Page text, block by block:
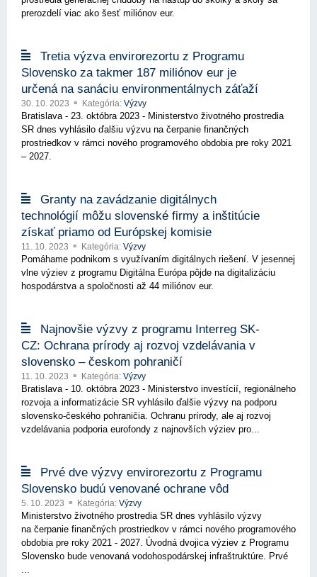
prerozdelí viac ako šesť miliónov eur.
Tretia výzva envirorezortu z Programu
Slovensko za takmer 187 miliónov eur je
určená na sanáciu environmentálnych záťaží
30. 10. 2023 Kategória: Výzvy
Bratislava - 23. októbra 2023 - Ministerstvo životného prostredia
SR dnes vyhlásilo ďalšiu výzvu na čerpanie finančných
prostriedkov v rámci nového programového obdobia pre roky 2021
– 2027.
Granty na zavádzanie digitálnych
technológií môžu slovenské firmy a inštitúcie
získať priamo od Európskej komisie
11. 10. 2023 Kategória: Výzvy
Pomáhame podnikom s využívaním digitálnych riešení. V jesennej
vlne výziev z programu Digitálna Európa pôjde na digitalizáciu
hospodárstva a spoločnosti až 44 miliónov eur.
Najnovšie výzvy z programu Interreg SK-
CZ: Ochrana prírody aj rozvoj vzdelávania v
slovensko – českom pohraničí
11. 10. 2023 Kategória: Výzvy
Bratislava - 10. októbra 2023 - Ministerstvo investícií, regionálneho
rozvoja a informatizácie SR vyhlásilo ďalšie výzvy na podporu
slovensko-českého pohraničia. Ochranu prírody, ale aj rozvoj
vzdelávania podporia eurofondy z najnovších výziev pro...
Prvé dve výzvy envirorezortu z Programu
Slovensko budú venované ochrane vôd
5. 10. 2023 Kategória: Výzvy
Ministerstvo životného prostredia SR dnes vyhlásilo výzvy
na čerpanie finančných prostriedkov v rámci nového programového
obdobia pre roky 2021 - 2027. Úvodná dvojica výziev z Programu
Slovensko bude venovaná vodohospodárskej infraštruktúre. Prvé
...